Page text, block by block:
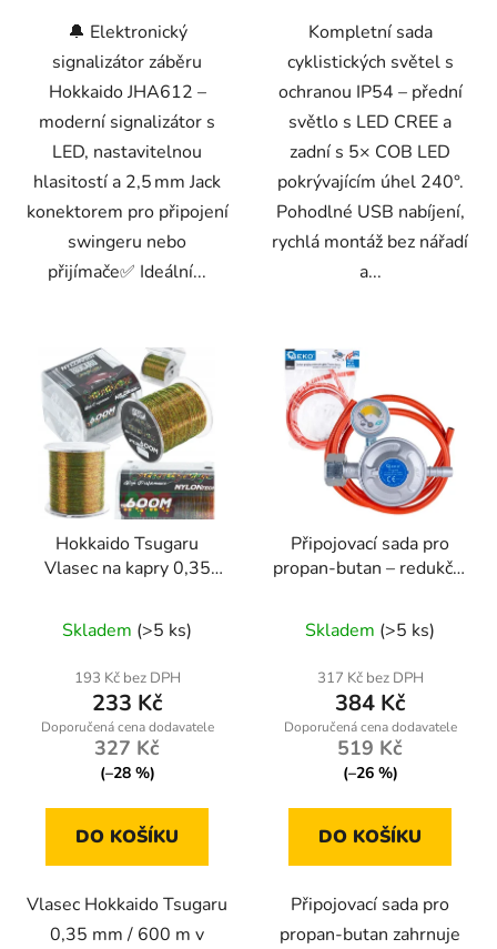
🔔 Elektronický
signalizátor záběru
Hokkaido JHA612 –
moderní signalizátor s
LED, nastavitelnou
hlasitostí a 2,5 mm Jack
konektorem pro připojení
swingeru nebo
přijímače✅ Ideální...
Kompletní sada
cyklistických světel s
ochranou IP54 – přední
světlo s LED CREE a
zadní s 5× COB LED
pokrývajícím úhel 240°.
Pohodlné USB nabíjení,
rychlá montáž bez nářadí
a...
Hokkaido Tsugaru
Vlasec na kapry 0,35
Skladem (>5 ks)
193 Kč bez DPH
233 Kč
327 Kč
(–28 %)
DO KOŠÍKU
Vlasec Hokkaido Tsugaru
0,35 mm / 600 m v
Připojovací sada pro
propan-butan – redukční
svorky a hadice 2 m
Skladem (>5 ks)
317 Kč bez DPH
384 Kč
519 Kč
(–26 %)
DO KOŠÍKU
Připojovací sada pro
propan-butan zahrnuje